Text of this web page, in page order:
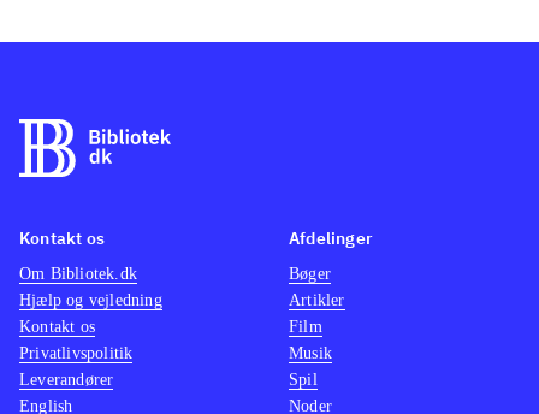
Kontakt os
Om Bibliotek.dk
Hjælp og vejledning
Kontakt os
Privatlivspolitik
Leverandører
English
Afdelinger
Bøger
Artikler
Film
Musik
Spil
Noder